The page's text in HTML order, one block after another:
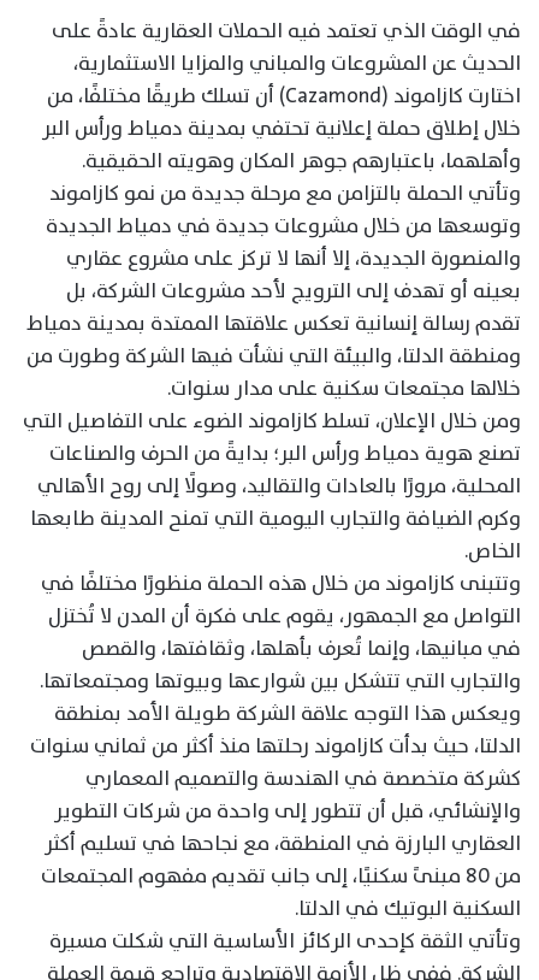
في الوقت الذي تعتمد فيه الحملات العقارية عادةً على
الحديث عن المشروعات والمباني والمزايا الاستثمارية،
اختارت كازاموند (Cazamond) أن تسلك طريقًا مختلفًا، من
خلال إطلاق حملة إعلانية تحتفي بمدينة دمياط ورأس البر
وأهلهما، باعتبارهم جوهر المكان وهويته الحقيقية.
وتأتي الحملة بالتزامن مع مرحلة جديدة من نمو كازاموند
وتوسعها من خلال مشروعات جديدة في دمياط الجديدة
والمنصورة الجديدة، إلا أنها لا تركز على مشروع عقاري
بعينه أو تهدف إلى الترويج لأحد مشروعات الشركة، بل
تقدم رسالة إنسانية تعكس علاقتها الممتدة بمدينة دمياط
ومنطقة الدلتا، والبيئة التي نشأت فيها الشركة وطورت من
خلالها مجتمعات سكنية على مدار سنوات.
ومن خلال الإعلان، تسلط كازاموند الضوء على التفاصيل التي
تصنع هوية دمياط ورأس البر؛ بدايةً من الحرف والصناعات
المحلية، مرورًا بالعادات والتقاليد، وصولًا إلى روح الأهالي
وكرم الضيافة والتجارب اليومية التي تمنح المدينة طابعها
الخاص.
وتتبنى كازاموند من خلال هذه الحملة منظورًا مختلفًا في
التواصل مع الجمهور، يقوم على فكرة أن المدن لا تُختزل
في مبانيها، وإنما تُعرف بأهلها، وثقافتها، والقصص
والتجارب التي تتشكل بين شوارعها وبيوتها ومجتمعاتها.
ويعكس هذا التوجه علاقة الشركة طويلة الأمد بمنطقة
الدلتا، حيث بدأت كازاموند رحلتها منذ أكثر من ثماني سنوات
كشركة متخصصة في الهندسة والتصميم المعماري
والإنشائي، قبل أن تتطور إلى واحدة من شركات التطوير
العقاري البارزة في المنطقة، مع نجاحها في تسليم أكثر
من 80 مبنىً سكنيًا، إلى جانب تقديم مفهوم المجتمعات
السكنية البوتيك في الدلتا.
وتأتي الثقة كإحدى الركائز الأساسية التي شكلت مسيرة